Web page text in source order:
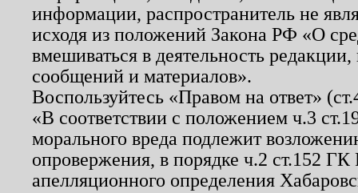
информации, распространитель не
исходя из положений Закона РФ «О
вмешиваться в деятельность
сообщений и материалов».
Воспользуйтесь «Правом на ответ»
«В соответствии с положением ч.3
морального вреда подлежит
опровержения, в порядке ч.2 ст.152
апелляционного определения